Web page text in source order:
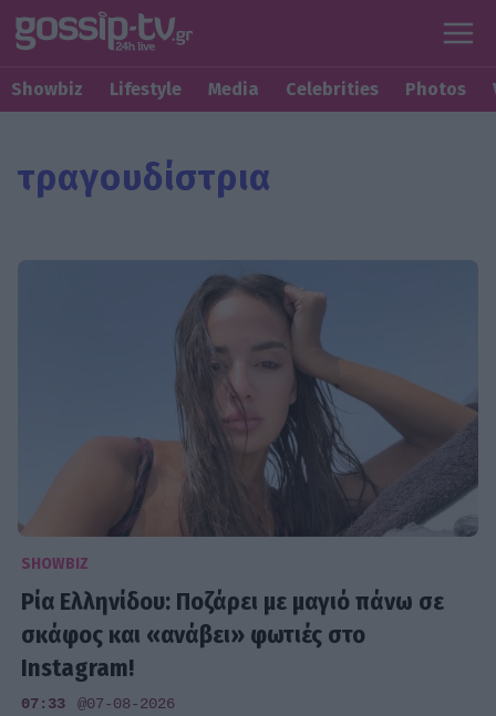
Showbiz Lifestyle Media Celebrities Photos
τραγουδίστρια
SHOWBIZ
Ρία Ελληνίδου: Ποζάρει με μαγιό πάνω σε
σκάφος και «ανάβει» φωτιές στο
Instagram!
07:33 @07-08-2026